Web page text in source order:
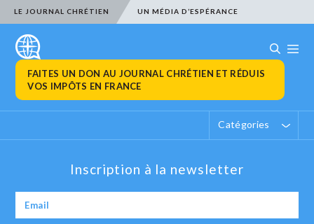
LE JOURNAL CHRÉTIEN UN MÉDIA D’ESPÉRANCE
FAITES UN DON AU JOURNAL CHRÉTIEN ET RÉDUIS
VOS IMPÔTS EN FRANCE
Catégories
Inscription à la newsletter